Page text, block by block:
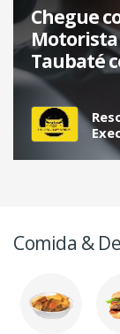
Chegue
Taubaté
Segurança!
Comida &